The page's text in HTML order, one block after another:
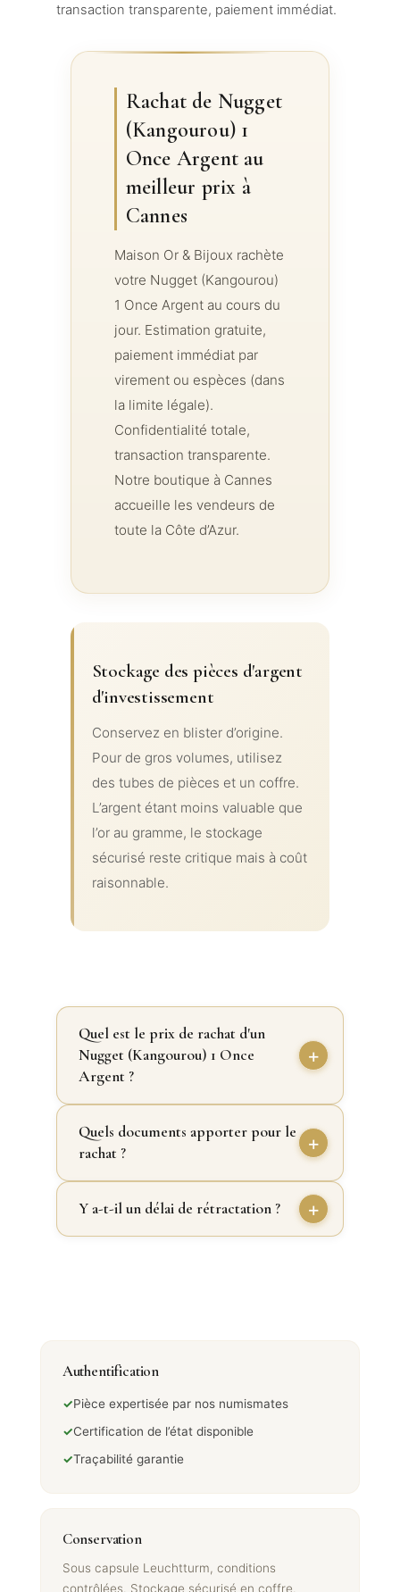
transaction transparente, paiement immédiat.
Rachat de Nugget
(Kangourou) 1
Once Argent au
meilleur prix à
Cannes
Maison Or & Bijoux rachète
votre Nugget (Kangourou)
1 Once Argent au cours du
jour. Estimation gratuite,
paiement immédiat par
virement ou espèces (dans
la limite légale).
Confidentialité totale,
transaction transparente.
Notre boutique à Cannes
accueille les vendeurs de
toute la Côte d’Azur.
Stockage des pièces d'argent
d'investissement
Conservez en blister d’origine.
Pour de gros volumes, utilisez
des tubes de pièces et un coffre.
L’argent étant moins valuable que
l’or au gramme, le stockage
sécurisé reste critique mais à coût
raisonnable.
Quel est le prix de rachat d'un
Nugget (Kangourou) 1 Once
Argent ?
Quels documents apporter pour le
rachat ?
Y a-t-il un délai de rétractation ?
Authentification
✓Pièce expertisée par nos numismates
✓Certification de l’état disponible
✓Traçabilité garantie
Conservation
Sous capsule Leuchtturm, conditions
contrôlées. Stockage sécurisé en coffre.